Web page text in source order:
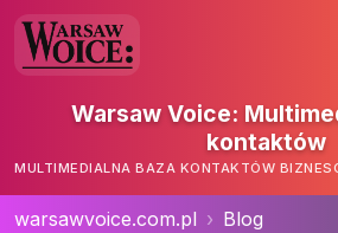
Warsaw Voice:
kontaktów
MULTIMEDIALNA BAZA KONTAKTÓW
warsawvoice.com.pl
Blog